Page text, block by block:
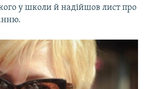
у школи й надійшов лист про